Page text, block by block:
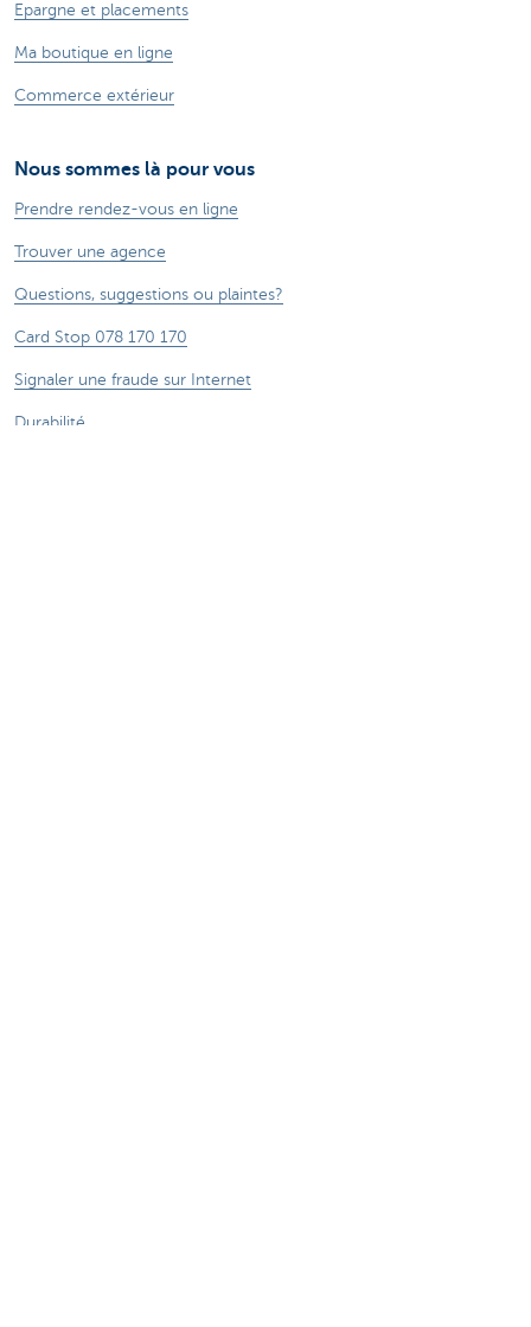
Epargne et placements
Ma boutique en ligne
Commerce extérieur
Nous sommes là pour vous
Prendre rendez-vous en ligne
Trouver une agence
Questions, suggestions ou plaintes?
Card Stop 078 170 170
Signaler une fraude sur Internet
Durabilité